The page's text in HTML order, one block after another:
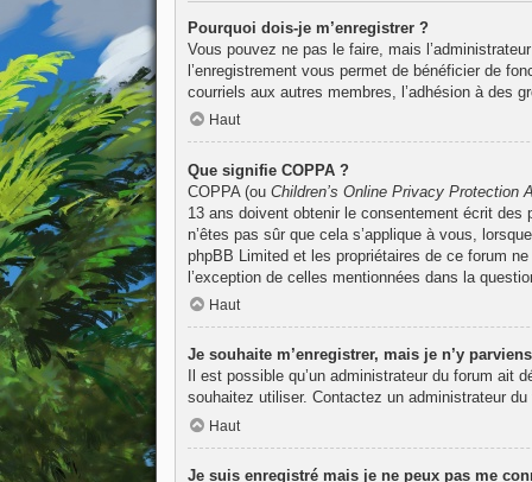
Pourquoi dois-je m’enregistrer ?
Vous pouvez ne pas le faire, mais
l’enregistrement vous permet de bénéficier de
courriels aux autres membres, l’adhésion à des
Haut
Que signifie COPPA ?
COPPA (ou Children’s Online Privacy Protection
13 ans doivent obtenir le consentement écrit des
n’êtes pas sûr que cela s’applique à vous,
phpBB Limited et les propriétaires de ce forum
l’exception de celles mentionnées dans la
Haut
Je souhaite m’enregistrer, mais je n’y
Il est possible qu’un administrateur du forum
souhaitez utiliser. Contactez un administrateur du
Haut
Je suis enregistré mais je ne peux pas me